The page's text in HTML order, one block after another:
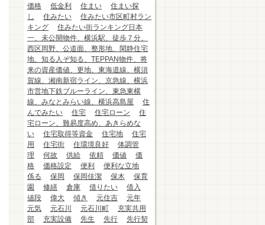
価格
低金利 住まい
住まい探
し
住みたい
住みたい市区町村ラン
キング
住みたい街ランキング日本
一、未公開物件、横浜駅、徒歩７分、
西区岡野、公道面、整形地、閑静住宅
地、知る人ぞ知る、TEPPAN物件、将
来の資産価値、更地、東海道線、横須
賀線、湘南新宿ライン、京急線、横浜
市営地下鉄ブルーライン、東急東横
線、みなとみらい線、横浜高島屋
住
んでみたい
住宅 住宅ローン
住
宅ローン、難易度高め、あきらめな
い
住宅取得等資金 住宅地
住宅
用
住宅街 住環境良好
体調管
理
何故 供給 依頼 価値
価
格
価格設定 便利
便利な立地
係る
保岡 保岡佳潔 保木
保育
園
修繕 倉庫 借りたい
借入
値段
偉大 傾き 元住吉
元年
元気
元石川 元石川町
充実共用
部
充実設備 先生 先行
先行契